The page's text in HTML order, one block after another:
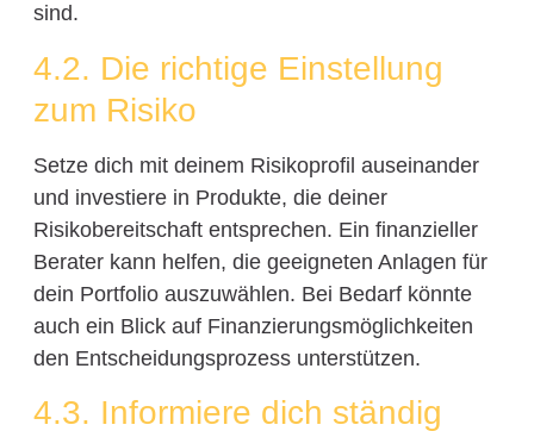
sind.
4.2. Die richtige Einstellung
zum Risiko
Setze dich mit deinem Risikoprofil auseinander
und investiere in Produkte, die deiner
Risikobereitschaft entsprechen. Ein finanzieller
Berater kann helfen, die geeigneten Anlagen für
dein Portfolio auszuwählen. Bei Bedarf könnte
auch ein Blick auf Finanzierungsmöglichkeiten
den Entscheidungsprozess unterstützen.
4.3. Informiere dich ständig